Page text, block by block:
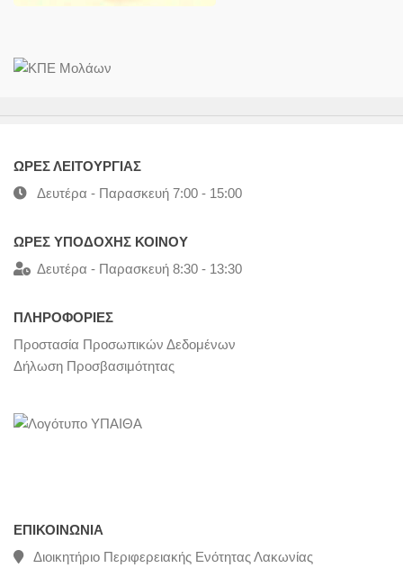
ΩΡΕΣ ΛΕΙΤΟΥΡΓΙΑΣ
Δευτέρα - Παρασκευή 7:00 - 15:00
ΩΡΕΣ ΥΠΟΔΟΧΗΣ ΚΟΙΝΟΥ
Δευτέρα - Παρασκευή 8:30 - 13:30
ΠΛΗΡΟΦΟΡΙΕΣ
Προστασία Προσωπικών Δεδομένων
Δήλωση Προσβασιμότητας
ΕΠΙΚΟΙΝΩΝΊΑ
Διοικητήριο Περιφερειακής Ενότητας Λακωνίας